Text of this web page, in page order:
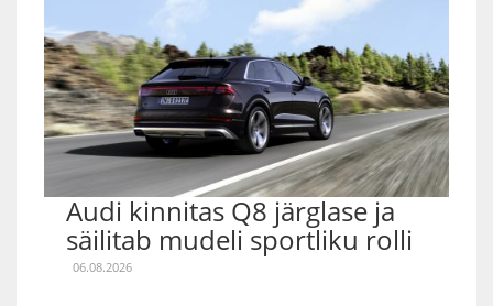
Audi kinnitas Q8 järglase ja
säilitab mudeli sportliku rolli
06.08.2026